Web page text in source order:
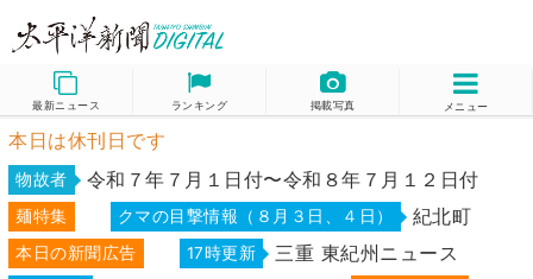
最新ニュース ランキング 掲載写真 メニュー
本日は休刊日です
物故者 令和７年７月１日付〜令和８年７月１２日付
麺特集 クマの目撃情報（８月３日、４日） 紀北町
本日の新聞広告 17時更新 三重 東紀州ニュース